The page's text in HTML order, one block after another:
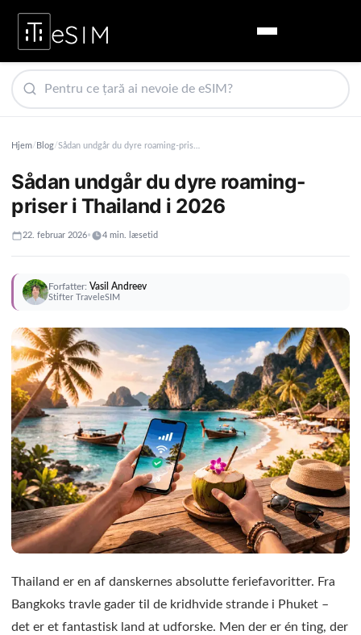
Hjem/ Blog/
Sådan undgår du dyre roaming-
priser i Thailand i 2026
22. februar 2026• 4 min. læsetid
Forfatter: Vasil Andreev
Stifter TraveleSIM
Thailand er en af danskernes absolutte feriefavoritter. Fra
Bangkoks travle gader til de kridhvide strande i Phuket –
det er et fantastisk land at udforske. Men der er én ting, der